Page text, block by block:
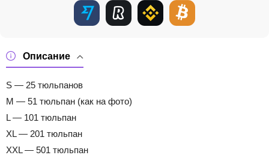
Описание
S — 25 тюльпанов
M — 51 тюльпан (как на фото)
L — 101 тюльпан
XL — 201 тюльпан
XXL — 501 тюльпан